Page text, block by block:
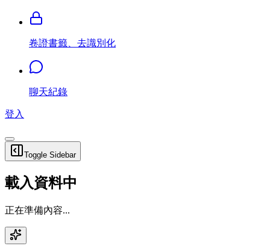
卷證書籤、去識別化
聊天紀錄
登入
Toggle Sidebar
載入資料中
正在準備內容...